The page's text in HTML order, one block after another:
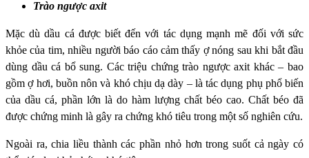
Trào ngược axit
Mặc dù dầu cá được biết đến với tác dụng mạnh mẽ đối với sức
khỏe của tim, nhiều người báo cáo cảm thấy ợ nóng sau khi bắt đầu
dùng dầu cá bổ sung. Các triệu chứng trào ngược axit khác – bao
gồm ợ hơi, buồn nôn và khó chịu dạ dày – là tác dụng phụ phổ biến
của dầu cá, phần lớn là do hàm lượng chất béo cao. Chất béo đã
được chứng minh là gây ra chứng khó tiêu trong một số nghiên cứu.
Ngoài ra, chia liều thành các phần nhỏ hơn trong suốt cả ngày có